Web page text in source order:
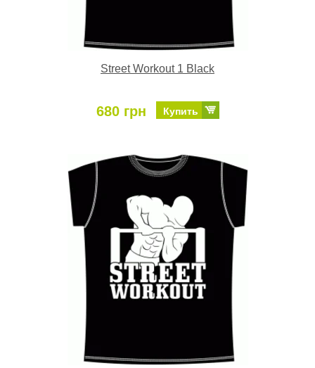
Street Workout 1 Black
680 грн Купить